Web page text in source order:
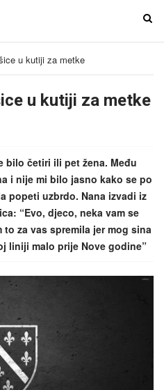
T
e
g
a
i
u kutiji za metke
u kutiji za metke
bilo četiri ili pet žena. Među
i nije mi bilo jasno kako se po
popeti uzbrdo. Nana izvadi iz
“Evo, djeco, neka vam se
za vas spremila jer mog sina
liniji malo prije Nove godine”